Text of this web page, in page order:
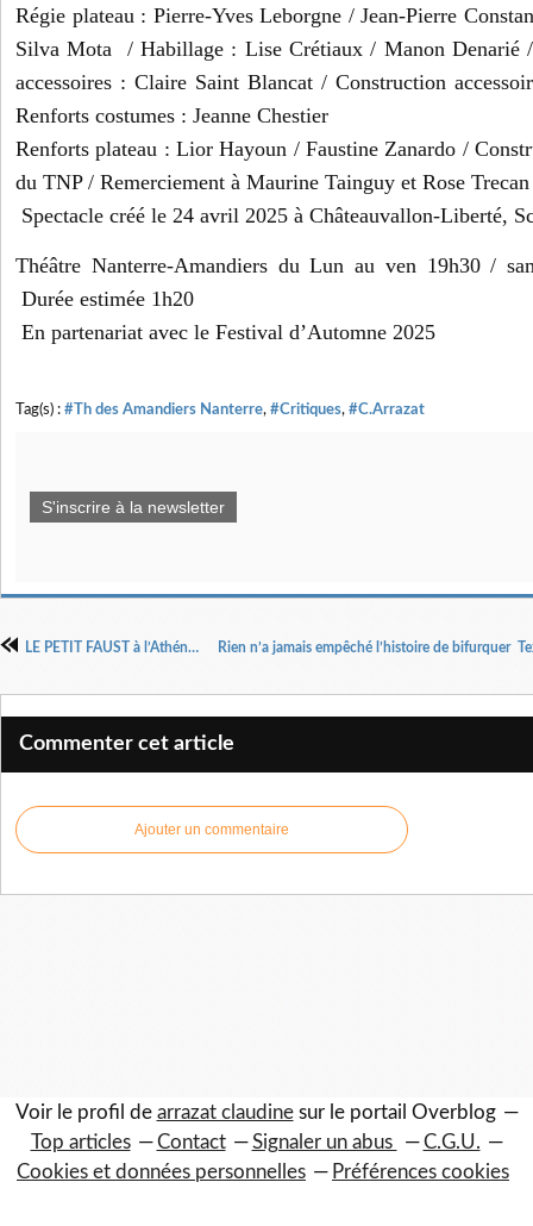
Régie plateau : Pierre-Yves Leborgne / Jean-Pierre
Silva Mota / Habillage : Lise Crétiaux / Manon Denarié /
accessoires : Claire Saint Blancat / Construction
Renforts costumes : Jeanne Chestier
Renforts plateau : Lior Hayoun / Faustine Zanardo /
du TNP / Remerciement à Maurine Tainguy et Rose Trecan
Spectacle créé le 24 avril 2025 à Châteauvallon-Liberté,
Théâtre Nanterre-Amandiers du Lun au ven 19h30 /
Durée estimée 1h20
En partenariat avec le Festival d’Automne 2025
Tag(s) : #Th des Amandiers Nanterre, #Critiques, #C.Arrazat
S'inscrire à la newsletter
LE PETIT FAUST à l’Athénée Théâtre Louis Jouvet
Commenter cet article
Ajouter un commentaire
Voir le profil de arrazat claudinesur le portail Overblog
Top articles
Contact Signaler un abus
C.G.U.
Cookies et données personnelles
Préférences cookies